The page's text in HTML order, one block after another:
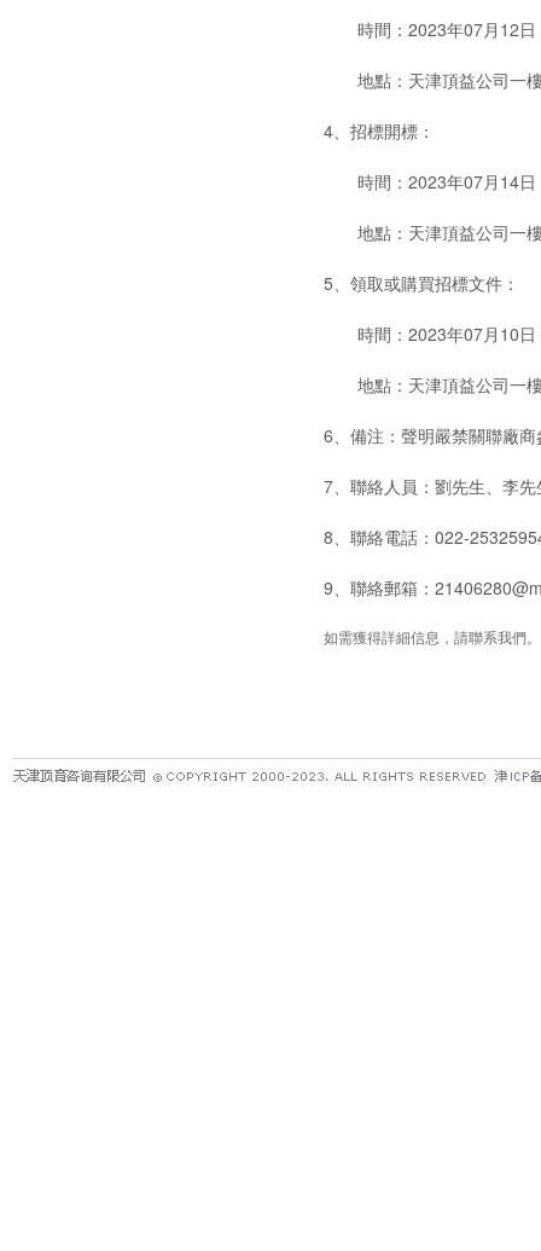
時間：2023年07月12日
地點：天津頂益公司一
4、招標開標：
時間：2023年07月14日
地點：天津頂益公司一
5、領取或購買招標文件：
時間：2023年07月10日
地點：天津頂益公司一
6、備注：聲明嚴禁關聯廠
7、聯絡人員：劉先生、李先
8、聯絡電話：022-
9、聯絡郵箱：
如需獲得詳細信息，請聯系我們。